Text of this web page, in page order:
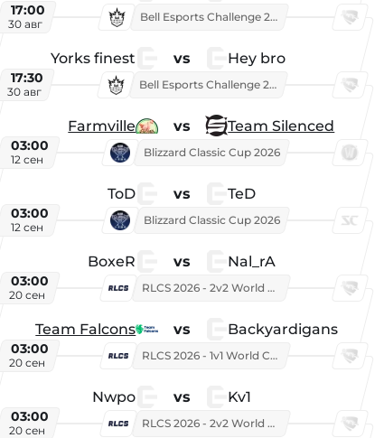
17:00
30 авг
Bell Esports Challenge 2026
Yorks finest vs Hey bro
17:30
30 авг
Bell Esports Challenge 2026
Farmville vs Team Silenced
03:00
12 сен
Blizzard Classic Cup 2026
ToD vs TeD
03:00
12 сен
Blizzard Classic Cup 2026
BoxeR vs Nal_rA
03:00
20 сен
RLCS 2026 - 2v2 World Championship
Team Falcons vs Backyardigans
03:00
20 сен
RLCS 2026 - 1v1 World Championship
Nwpo vs Kv1
03:00
20 сен
RLCS 2026 - 2v2 World Championship